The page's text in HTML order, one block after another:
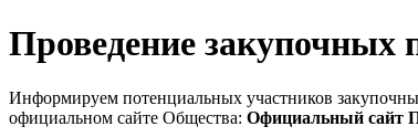
Проведение закупочных
Информируем потенциальных участников
официальном сайте Общества: Официальный сайт